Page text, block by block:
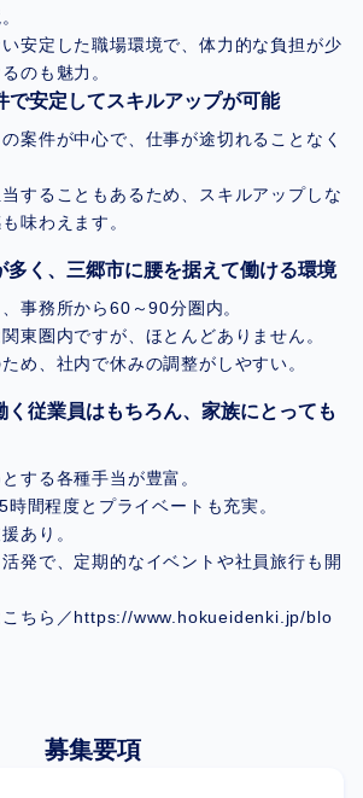
い安定した職場環境で、体力的な負担が少
のも魅力。
で安定してスキルアップが可能
案件が中心で、仕事が途切れることなく
当することもあるため、スキルアップしな
味わえます。
多く、三郷市に腰を据えて働ける環境
事務所から60～90分圏内。
東圏内ですが、ほとんどありません。
め、社内で休みの調整がしやすい。
く従業員はもちろん、家族にとっても
する各種手当が豊富。
時間程度とプライベートも充実。
あり。
活発で、定期的なイベントや社員旅行も開
こちら／https://www.hokueidenki.jp/blo
募集要項